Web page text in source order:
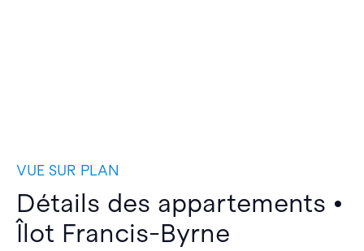
VUE SUR PLAN
Détails des appartements •
Îlot Francis-Byrne